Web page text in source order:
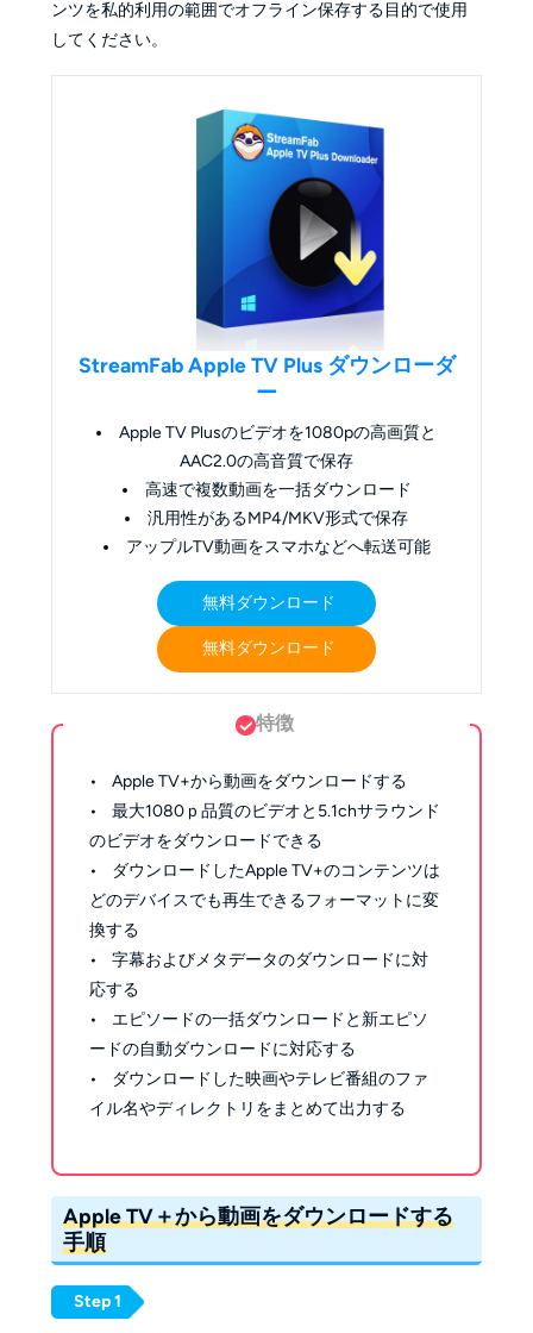
ンツを私的利用の範囲でオフライン保存する目的で使用
してください。
StreamFab Apple TV Plus ダウンローダ
ー
Apple TV Plusのビデオを1080pの高画質と
AAC2.0の高音質で保存
高速で複数動画を一括ダウンロード
汎用性があるMP4/MKV形式で保存
アップルTV動画をスマホなどへ転送可能
無料ダウンロード
無料ダウンロード
特徴
• Apple TV+から動画をダウンロードする
• 最大1080ｐ品質のビデオと5.1chサラウンド
のビデオをダウンロードできる
• ダウンロードしたApple TV+のコンテンツは
どのデバイスでも再生できるフォーマットに変
換する
• 字幕およびメタデータのダウンロードに対
応する
• エピソードの一括ダウンロードと新エピソ
ードの自動ダウンロードに対応する
• ダウンロードした映画やテレビ番組のファ
イル名やディレクトリをまとめて出力する
Apple TV＋から動画をダウンロードする
手順
Step 1